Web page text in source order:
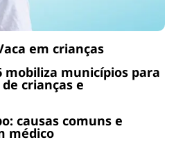
em crianças
mobiliza municípios para
crianças e
causas comuns e
médico